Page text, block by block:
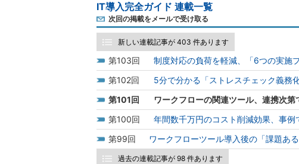
IT導入完全ガイド 連載一覧
次回の掲載をメールで受け取る
新しい連載記事が 403 件あります
103
制度対応の負荷を軽減、「6つの実施
102
5分で分かる「ストレスチェック義務
101
ワークフローの関連ツール、連携次第
100
年間数千万円のコスト削減効果、事
99
ワークフローツール導入後の「課題あ
過去の連載記事が 98 件あります